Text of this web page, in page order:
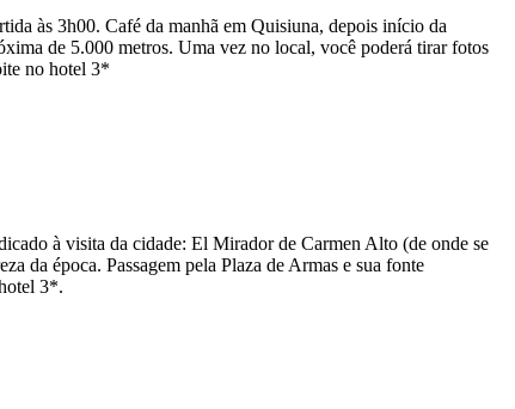
às 3h00. Café da manhã em Quisiuna, depois início da
de 5.000 metros. Uma vez no local, você poderá tirar fotos
no hotel 3*
à visita da cidade: El Mirador de Carmen Alto (de onde se
da época. Passagem pela Plaza de Armas e sua fonte
3*.